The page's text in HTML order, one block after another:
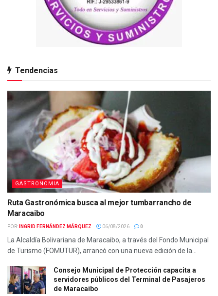
Tendencias
GASTRONOMIA
Ruta Gastronómica busca al mejor tumbarrancho de
Maracaibo
POR: INGRID FERNÁNDEZ MÁRQUEZ 06/08/2026 0
La Alcaldía Bolivariana de Maracaibo, a través del Fondo Municipal
de Turismo (FOMUTUR), arrancó con una nueva edición de la...
Consejo Municipal de Protección capacita a
servidores públicos del Terminal de Pasajeros
de Maracaibo